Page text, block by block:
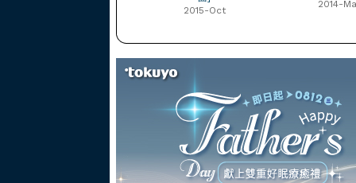
2015-Oct
2014-